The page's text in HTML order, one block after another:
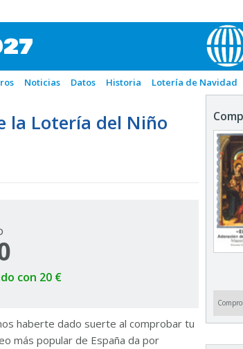
Noticias Datos Historia Lotería de Navidad
la Lotería del Niño
con 20 €
haberte dado suerte al comprobar tu
más popular de España da por